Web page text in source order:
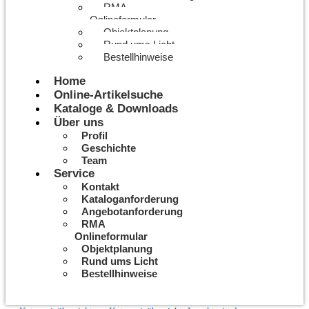
RMA
Onlineformular
Objektplanung
Rund ums Licht
Bestellhinweise
Home
Online-Artikelsuche
Kataloge & Downloads
Über uns
Profil
Geschichte
Team
Service
Kontakt
Kataloganforderung
Angebotanforderung
RMA
Onlineformular
Objektplanung
Rund ums Licht
Bestellhinweise